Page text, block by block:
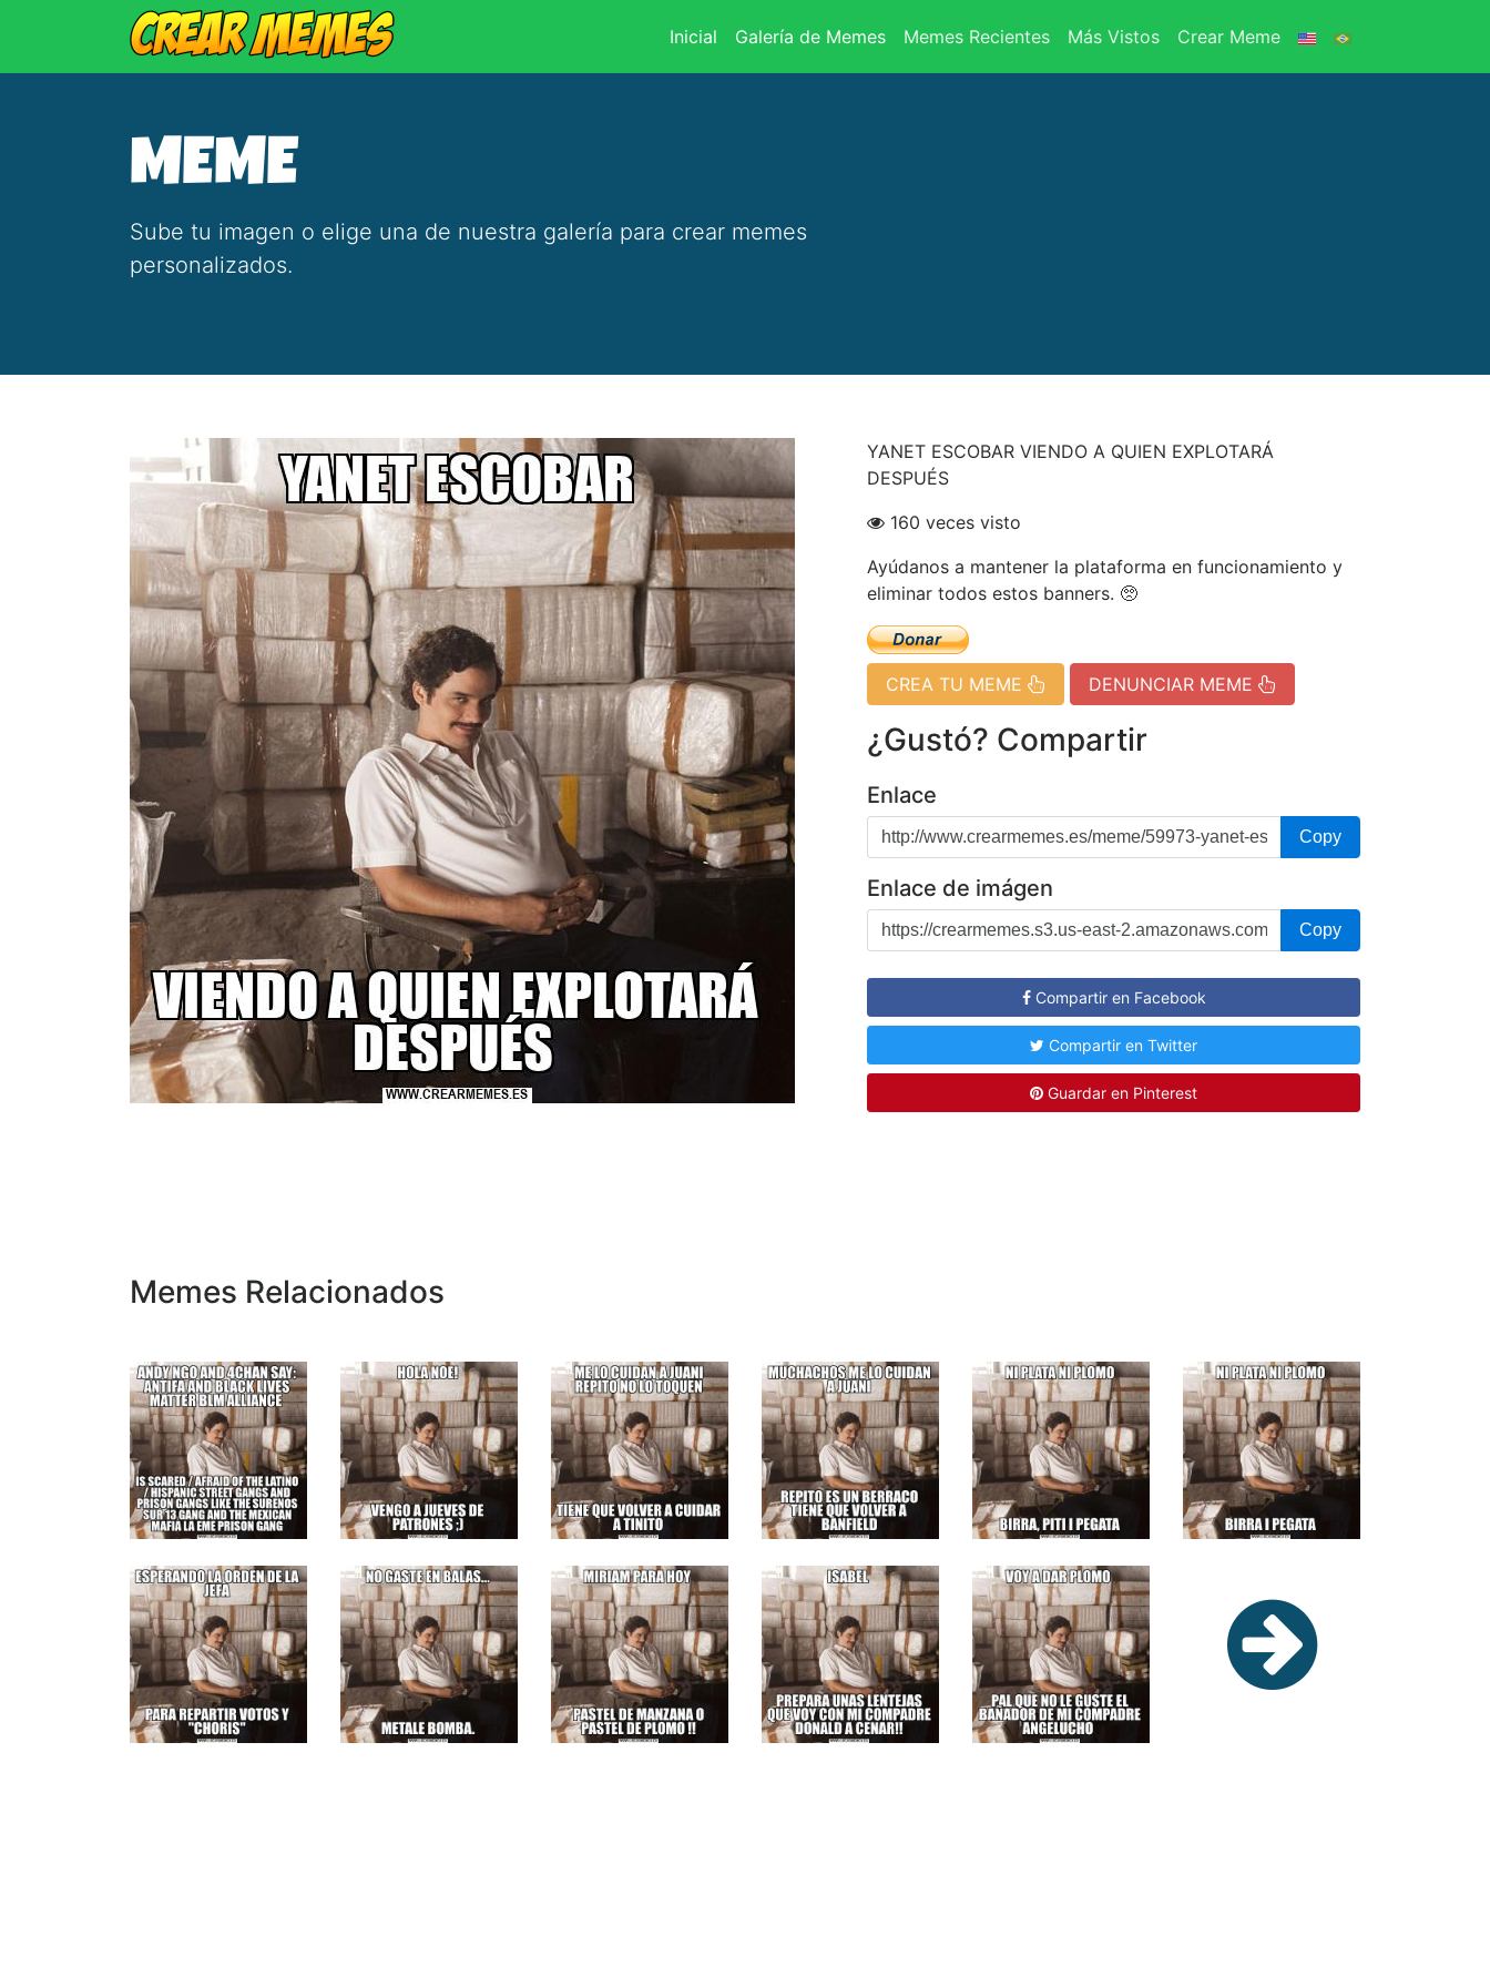
Inicial (current)
Galería de Memes Memes Recientes Más Vistos Crear Meme
MEME
Sube tu imagen o elige una de nuestra galería para crear memes
personalizados.
YANET ESCOBAR VIENDO A QUIEN EXPLOTARÁ
DESPUÉS
160 veces visto
Ayúdanos a mantener la plataforma en funcionamiento y
eliminar todos estos banners. 🥺
CREA TU MEME DENUNCIAR MEME
¿Gustó? Compartir
Enlace
Copy
Enlace de imágen
Copy
Compartir en Facebook
Compartir en Twitter
Guardar en Pinterest
Memes Relacionados